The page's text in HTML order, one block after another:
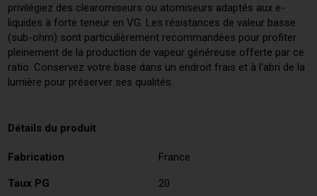
privilégiez des clearomiseurs ou atomiseurs adaptés aux e-
liquides à forte teneur en VG. Les résistances de valeur basse
(sub-ohm) sont particulièrement recommandées pour profiter
pleinement de la production de vapeur généreuse offerte par ce
ratio. Conservez votre base dans un endroit frais et à l'abri de la
lumière pour préserver ses qualités.
Détails du produit
Fabrication France
Taux PG 20